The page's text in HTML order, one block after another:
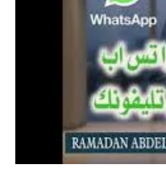
عمرنا | الإدمان